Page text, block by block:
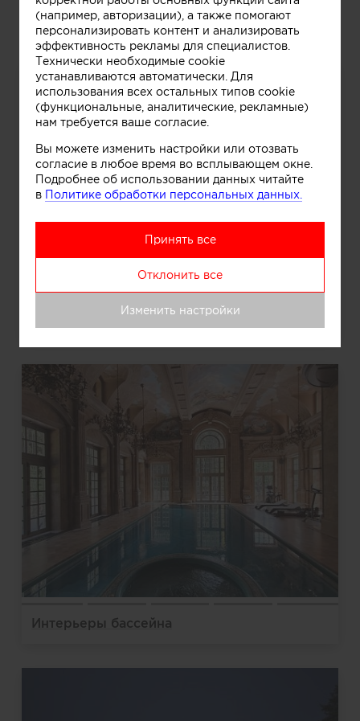
Все
Интерьеры бассейна
(например, авторизации), а также помогают
персонализировать контент и анализировать
эффективность рекламы для специалистов.
Технически необходимые cookie
устанавливаются автоматически. Для
использования всех остальных типов cookie
(функциональные, аналитические, рекламные)
нам требуется ваше согласие.
Вы можете изменить настройки или отозвать
согласие в любое время во всплывающем окне.
Подробнее об использовании данных читайте
в Политике обработки персональных данных.
Принять все
Отклонить все
Изменить настройки